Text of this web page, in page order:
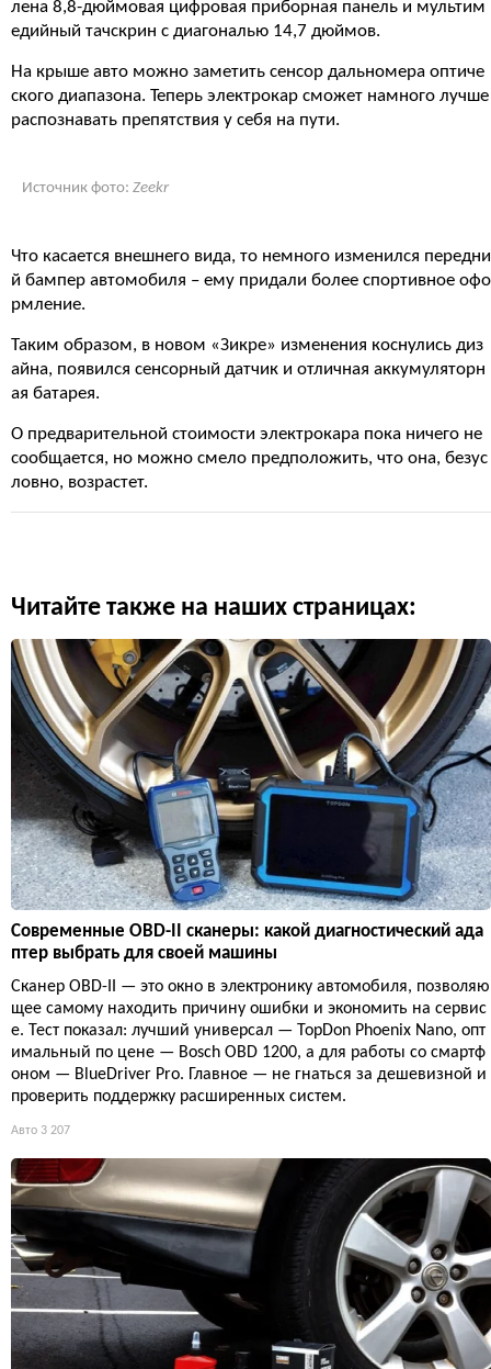
лена 8,8-дюймовая цифровая приборная панель и мультим
едийный тачскрин с диагональю 14,7 дюймов.
На крыше авто можно заметить сенсор дальномера оптиче
ского диапазона. Теперь электрокар сможет намного лучше
распознавать препятствия у себя на пути.
Источник фото: Zeekr
Что касается внешнего вида, то немного изменился передни
й бампер автомобиля – ему придали более спортивное офо
рмление.
Таким образом, в новом «Зикре» изменения коснулись диз
айна, появился сенсорный датчик и отличная аккумуляторн
ая батарея.
О предварительной стоимости электрокара пока ничего не
сообщается, но можно смело предположить, что она, безус
ловно, возрастет.
Читайте также на наших страницах:
Современные OBD-II сканеры: какой диагностический ада
птер выбрать для своей машины
Сканер OBD-II — это окно в электронику автомобиля, позволяю
щее самому находить причину ошибки и экономить на сервис
е. Тест показал: лучший универсал — TopDon Phoenix Nano, опт
имальный по цене — Bosch OBD 1200, а для работы со смартф
оном — BlueDriver Pro. Главное — не гнаться за дешевизной и
проверить поддержку расширенных систем.
Авто 3 207